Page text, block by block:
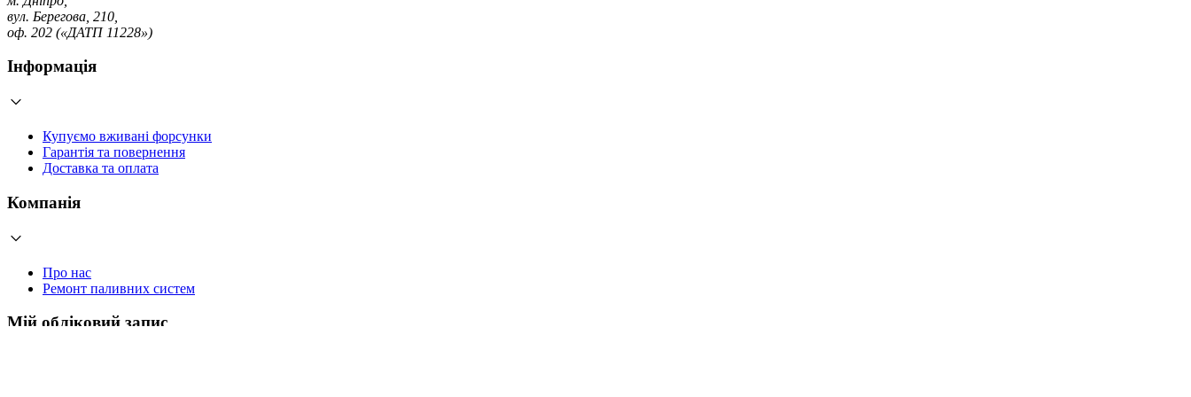
вул. Берегова, 210,
оф. 202 («ДАТП 11228»)
Інформація
Купуємо вживані форсунки
Гарантія та повернення
Доставка та оплата
Компанія
Про нас
Ремонт паливних систем
Мій обліковий запис